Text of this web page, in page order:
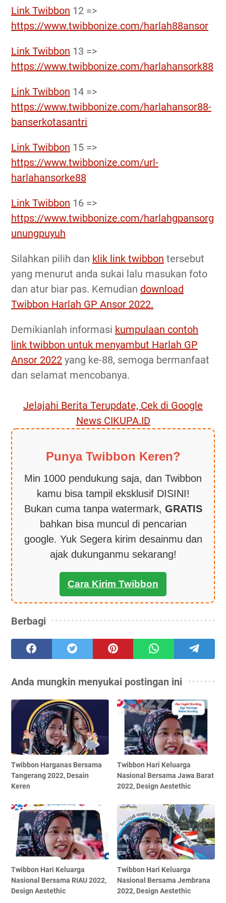
Link Twibbon 12 =>
https://www.twibbonize.com/harlah88ansor
Link Twibbon 13 =>
https://www.twibbonize.com/harlahansork88
Link Twibbon 14 =>
https://www.twibbonize.com/harlahansor88-
banserkotasantri
Link Twibbon 15 =>
https://www.twibbonize.com/url-
harlahansorke88
Link Twibbon 16 =>
https://www.twibbonize.com/harlahgpansorg
unungpuyuh
Silahkan pilih dan klik link twibbon tersebut
yang menurut anda sukai lalu masukan foto
dan atur biar pas. Kemudian download
Twibbon Harlah GP Ansor 2022.
Demikianlah informasi kumpulaan contoh
link twibbon untuk menyambut Harlah GP
Ansor 2022 yang ke-88, semoga bermanfaat
dan selamat mencobanya.
Jelajahi Berita Terupdate, Cek di Google
News CIKUPA.ID
Punya Twibbon Keren?
Min 1000 pendukung saja, dan Twibbon
kamu bisa tampil eksklusif DISINI!
Bukan cuma tanpa watermark, GRATIS
bahkan bisa muncul di pencarian
google. Yuk Segera kirim desainmu dan
ajak dukunganmu sekarang!
Cara Kirim Twibbon
Berbagi
Anda mungkin menyukai postingan ini
Twibbon Harganas Bersama
Tangerang 2022, Desain
Keren
Twibbon Hari Keluarga
Nasional Bersama Jawa Barat
2022, Design Aestethic
Twibbon Hari Keluarga
Nasional Bersama RIAU 2022,
Design Aestethic
Twibbon Hari Keluarga
Nasional Bersama Jembrana
2022, Design Aestethic